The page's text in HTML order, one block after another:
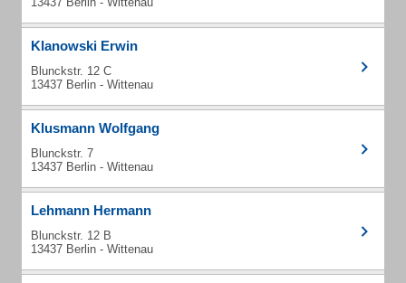
Klanowski Erwin
Blunckstr. 12 C
13437 Berlin - Wittenau
Klusmann Wolfgang
Blunckstr. 7
13437 Berlin - Wittenau
Lehmann Hermann
Blunckstr. 12 B
13437 Berlin - Wittenau